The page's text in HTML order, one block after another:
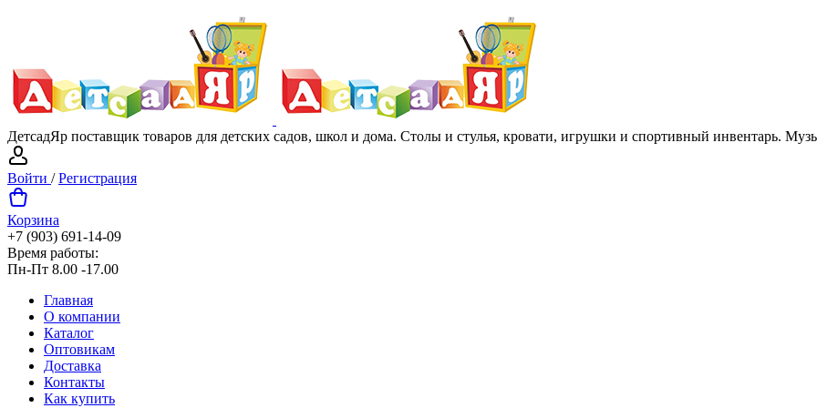
ДетсадЯр поставщик товаров для детских садов, школ и дома. Столы и стулья, кровати, игрушки и спортивный инвентарь.
Войти /Регистрация
Корзина
+7 (903) 691-14-09
Время работы:
Пн-Пт 8.00 -17.00
Главная
О компании
Каталог
Оптовикам
Доставка
Контакты
Как купить